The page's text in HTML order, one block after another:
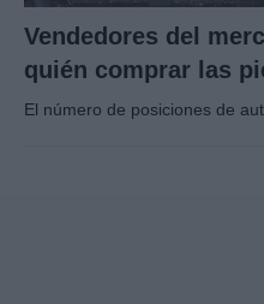
Vendedores del
quién comprar las
El número de posiciones de